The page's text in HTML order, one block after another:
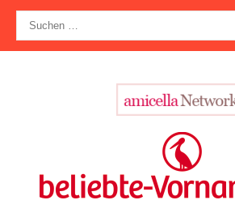
Zum
Inhalt
springen
nach: